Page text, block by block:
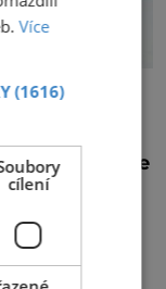
rozšiřují
střední Africe
(SAA)
spolupráci.
devět
a u
Více
(1616)
cílení